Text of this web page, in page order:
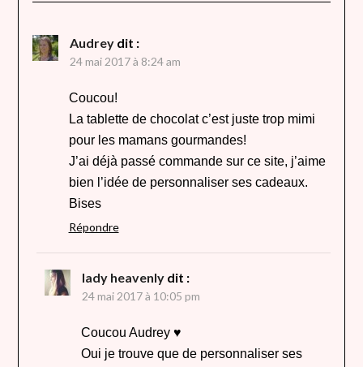
Audrey dit :
24 mai 2017 à 8:24 am
Coucou!
La tablette de chocolat c’est juste trop mimi
pour les mamans gourmandes!
J’ai déjà passé commande sur ce site, j’aime
bien l’idée de personnaliser ses cadeaux.
Bises
Répondre
lady heavenly dit :
24 mai 2017 à 10:05 pm
Coucou Audrey ♥
Oui je trouve que de personnaliser ses